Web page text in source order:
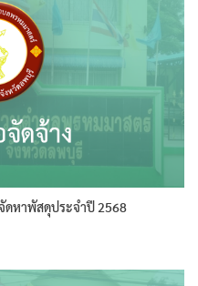
ดหาพัสดุประจำปี 2568